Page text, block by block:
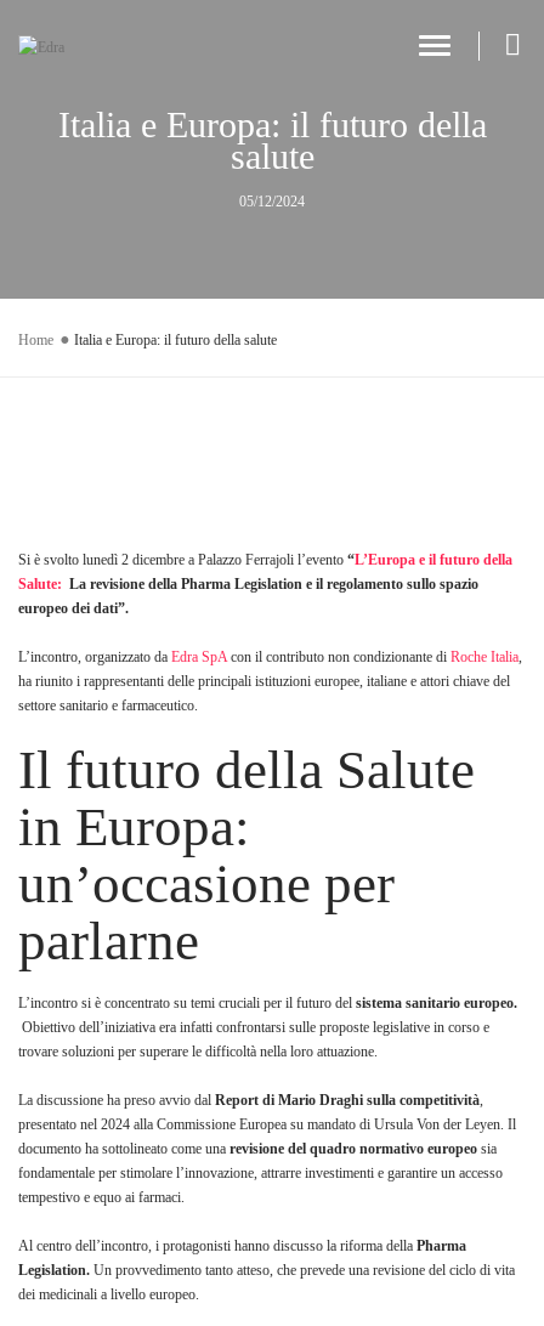
Toggle
Italia e Europa: il futuro della
salute
05/12/2024
Home Italia e Europa: il futuro della salute
Si è svolto lunedì 2 dicembre a Palazzo Ferrajoli l’evento “L’Europa e il futuro della
Salute: La revisione della Pharma Legislation e il regolamento sullo spazio
europeo dei dati”.
L’incontro, organizzato da Edra SpAcon il contributo non condizionante di Roche Italia,
ha riunito i rappresentanti delle principali istituzioni europee, italiane e attori chiave del
settore sanitario e farmaceutico.
Il futuro della Salute
in Europa:
un’occasione per
parlarne
L’incontro si è concentrato su temi cruciali per il futuro del sistema sanitario europeo.
Obiettivo dell’iniziativa era infatti confrontarsi sulle proposte legislative in corso e
trovare soluzioni per superare le difficoltà nella loro attuazione.
La discussione ha preso avvio dal Report di Mario Draghi sulla competitività,
presentato nel 2024 alla Commissione Europea su mandato di Ursula Von der Leyen. Il
documento ha sottolineato come una revisione del quadro normativo europeo sia
fondamentale per stimolare l’innovazione, attrarre investimenti e garantire un accesso
tempestivo e equo ai farmaci.
Al centro dell’incontro, i protagonisti hanno discusso la riforma della Pharma
Legislation. Un provvedimento tanto atteso, che prevede una revisione del ciclo di vita
dei medicinali a livello europeo.